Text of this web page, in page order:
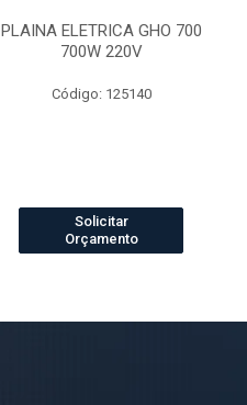
PLAINA ELETRICA GHO 700
700W 220V
Código: 125140
Solicitar
Orçamento